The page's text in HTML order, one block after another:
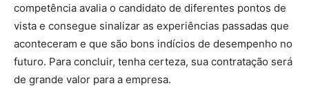
competência avalia o candidato de diferentes pontos de
vista e consegue sinalizar as experiências passadas que
aconteceram e que são bons indícios de desempenho no
futuro. Para concluir, tenha certeza, sua contratação será
de grande valor para a empresa.